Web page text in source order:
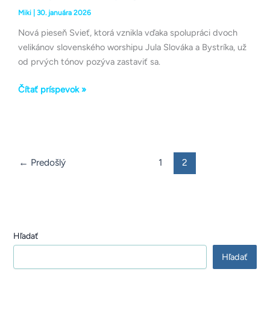
Miki 30. januára 2026
Nová pieseň Svieť, ktorá vznikla vďaka spolupráci dvoch
velikánov slovenského worshipu Jula Slováka a Bystríka, už
od prvých tónov pozýva zastaviť sa.
Čítať príspevok »
← Predošlý 1 2
Hľadať
Hľadať